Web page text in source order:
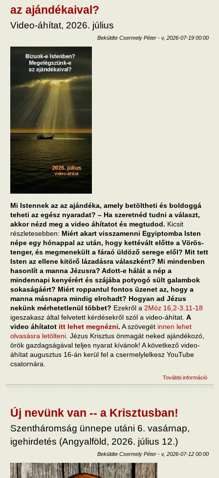
az ajándékaival?
Video-áhítat, 2026. július
Beküldte Csermely Péter - v, 2026-07-19 00:00
Mi Istennek az az ajándéka, amely betöltheti és boldoggá
teheti az egész nyaradat? – Ha szeretnéd tudni a választ,
akkor nézd meg a video áhítatot és megtudod. Kicsit
részletesebben: Miért akart visszamenni Egyiptomba Isten
népe egy hónappal az után, hogy kettévált előtte a Vörös-
tenger, és megmenekült a fáraó üldöző serege elől? Mit tett
Isten az ellene kitörő lázadásra válaszként? Mi mindenben
hasonlít a manna Jézusra? Adott-e hálát a nép a
mindennapi kenyérért és szájába potyogó sült galambok
sokaságáért? Miért roppantul fontos üzenet az, hogy a
manna másnapra mindig elrohadt? Hogyan ad Jézus
nekünk mérhetetlenül többet? Ezekről a 2Móz 16,2-3.11-18
igeszakasz által felvetett kérdésekről szól a video-áhítat. A
video áhítatot itt lehet megnézni. A szövegét innen lehet
olvasásra letölteni . Jézus Krisztus önmagát neked ajándékozó,
örök gazdagságával teljes nyarat kívánok! A következő video-
áhítat augusztus 16-án kerül fel a csermelylelkesz YouTube
csatornára.
További információ
Új nevünk van -- a Krisztusban!
Szentháromság ünnepe utáni 6. vasárnap,
igehirdetés (Angyalföld, 2026. július 12.)
Beküldte Csermely Péter - v, 2026-07-12 00:00